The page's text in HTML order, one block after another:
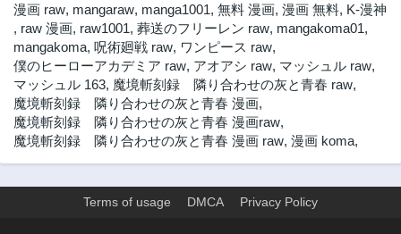
漫画 raw, mangaraw, manga1001, 無料 漫画, 漫画 無料, K-漫神
, raw 漫画, raw1001, 葬送のフリーレン raw, mangakoma01,
mangakoma, 呪術廻戦 raw, ワンピース raw,
僕のヒーローアカデミア raw, アオアシ raw, マッシュル raw,
マッシュル 163, 魔境斬刻録 隣り合わせの灰と青春 raw,
魔境斬刻録 隣り合わせの灰と青春 漫画,
魔境斬刻録 隣り合わせの灰と青春 漫画raw,
魔境斬刻録 隣り合わせの灰と青春 漫画 raw, 漫画 koma,
Terms of usage DMCA Privacy Policy